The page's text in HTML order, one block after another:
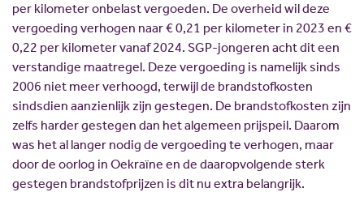
per kilometer onbelast vergoeden. De overheid wil deze
vergoeding verhogen naar € 0,21 per kilometer in 2023 en €
0,22 per kilometer vanaf 2024. SGP-jongeren acht dit een
verstandige maatregel. Deze vergoeding is namelijk sinds
2006 niet meer verhoogd, terwijl de brandstofkosten
sindsdien aanzienlijk zijn gestegen. De brandstofkosten zijn
zelfs harder gestegen dan het algemeen prijspeil. Daarom
was het al langer nodig de vergoeding te verhogen, maar
door de oorlog in Oekraïne en de daaropvolgende sterk
gestegen brandstofprijzen is dit nu extra belangrijk.